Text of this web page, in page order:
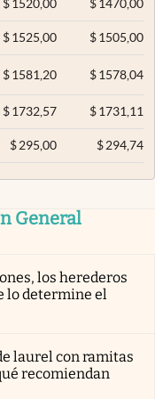
$ 1520,00 $1470,00
$ 1525,00 $1505,00
$ 1581,20 $1578,04
$ 1732,57 $1731,11
$295,00 $294,74
General
los herederos
lo determine el
laurel con ramitas
recomiendan